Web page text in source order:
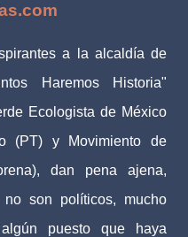
a la alcaldía de
Haremos Historia"
Ecologista de México
(PT) y Movimiento de
dan pena ajena,
no son políticos, mucho
puesto que haya